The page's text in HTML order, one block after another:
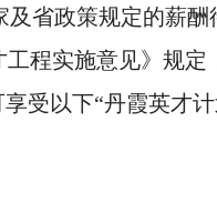
省政策规定的薪酬
程实施意见》规
受以下“丹霞英才